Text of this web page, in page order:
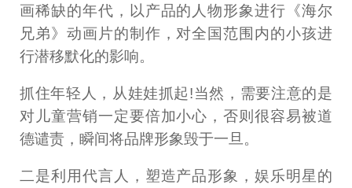
画稀缺的年代，以产品的人物形象进行《海尔
兄弟》动画片的制作，对全国范围内的小孩进
行潜移默化的影响。
抓住年轻人，从娃娃抓起!当然，需要注意的是
对儿童营销一定要倍加小心，否则很容易被道
德谴责，瞬间将品牌形象毁于一旦。
二是利用代言人，塑造产品形象，娱乐明星的